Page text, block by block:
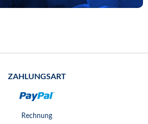
ZAHLUNGSART
Rechnung